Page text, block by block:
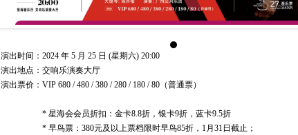
演出时间：2024 年 5 月 25 日 (星期六) 20:00
演出地点：交响乐演奏大厅
演出票价： VIP 680 / 480 / 380 / 280 / 180 / 80（普通票）
* 星海会会员折扣：金卡8.8折，银卡9折，蓝卡9.5折
* 早鸟票：380元及以上票档限时早鸟85折，1月31日截止；